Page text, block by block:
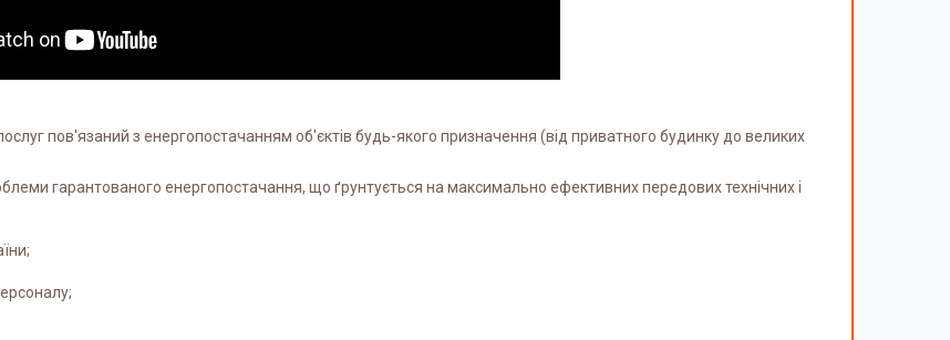
пов'язаний з енергопостачанням об'єктів будь-якого призначення (від приватного будинку до великих
гарантованого енергопостачання, що ґрунтується на максимально ефективних передових технічних і